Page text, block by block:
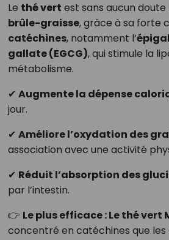
Le thé vert est sans aucun doute
brûle-graisse, grâce à sa forte
catéchines, notamment l’
gallate (EGCG), qui stimule la
métabolisme.
✔ Augmente la dépense
jour.
✔ Améliore l’oxydation des
association avec une activité
✔ Réduit l’absorption des
par l’intestin.
👉 Le plus efficace : Le thé vert
concentré en catéchines que